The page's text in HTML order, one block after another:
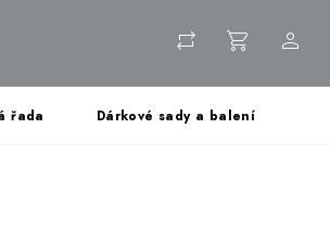
řada Dárkové sady a balení